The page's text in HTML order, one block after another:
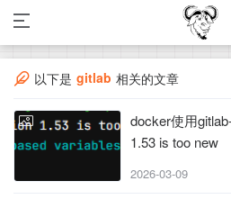
以下是 gitlab 相关的文章
docker使用
1.53 is too new
2026-03-09